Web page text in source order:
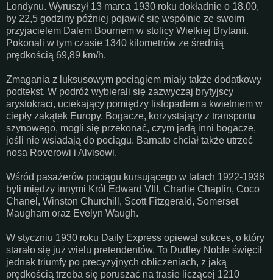
Londynu. Wyruszył 13 marca 1930 roku dokładnie o 18.00,
by 22,5 godziny później pojawić się wspólnie ze swoim
przyjacielem Dalem Bournem w stolicy Wielkiej Brytanii.
Pokonali w tym czasie 1340 kilometrów ze średnią
prędkością 69,89 km/h.
Zmagania z luksusowym pociągiem miały także dodatkowy
podtekst. W podróż wybierali się zazwyczaj brytyjscy
arystokraci, uciekający pomiędzy listopadem a kwietniem w
ciepły zakątek Europy. Bogacze, korzystający z transportu
szynowego, mogli się przekonać, czym jadą inni bogacze,
jeśli nie wsiadają do pociągu. Barnato chciał także utrzeć
nosa Roverowi i Alvisowi.
Wśród pasażerów pociągu kursującego w latach 1922-1938
byli między innymi Król Edward VIII, Charlie Chaplin, Coco
Chanel, Winston Churchill, Scott Fitzgerald, Somerset
Maugham oraz Evelyn Waugh.
W styczniu 1930 roku Daily Express opiewał sukces, o który
starało się już wielu pretendentów. To Dudley Noble święcił
jednak triumfy po precyzyjnych obliczeniach, z jaką
prędkością trzeba się poruszać na trasie liczącej 1210